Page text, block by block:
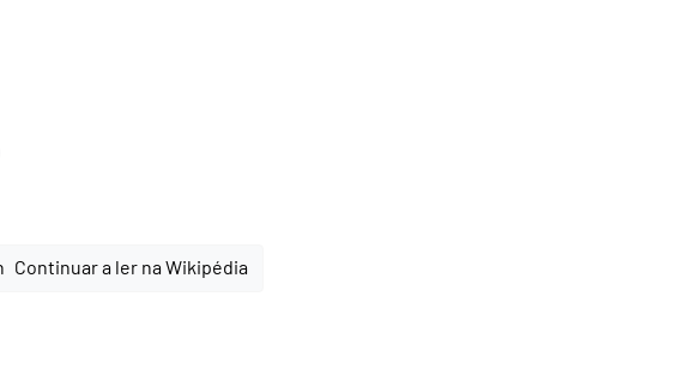
Continuar a ler na Wikipédia